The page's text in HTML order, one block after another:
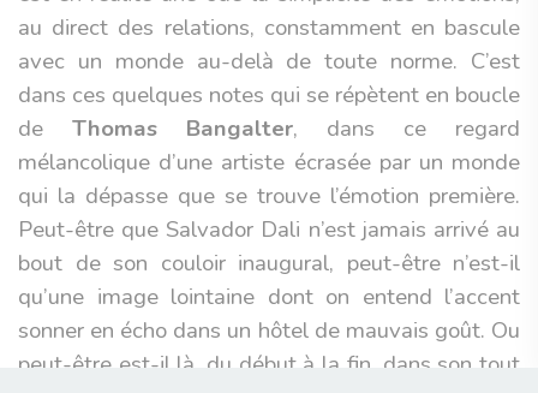
au direct des relations, constamment en bascule
avec un monde au-delà de toute norme. C’est
dans ces quelques notes qui se répètent en boucle
de Thomas Bangalter, dans ce regard
mélancolique d’une artiste écrasée par un monde
qui la dépasse que se trouve l’émotion première.
Peut-être que Salvador Dali n’est jamais arrivé au
bout de son couloir inaugural, peut-être n’est-il
qu’une image lointaine dont on entend l’accent
sonner en écho dans un hôtel de mauvais goût. Ou
peut-être est-il là, du début à la fin, dans son tout